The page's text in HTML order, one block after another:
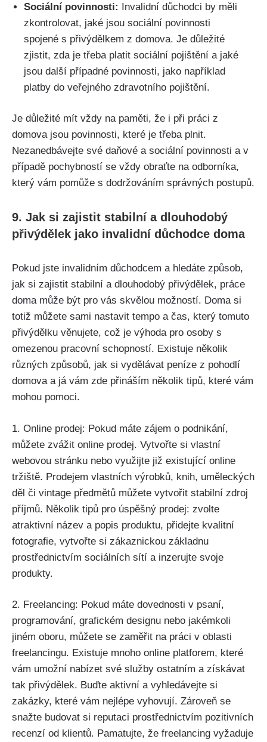
Sociální povinnosti: Invalidní důchodci by měli
zkontrolovat, jaké jsou sociální povinnosti
spojené s přivýdělkem z domova. Je důležité
zjistit, zda je třeba platit sociální pojištění a jaké
jsou další případné povinnosti, jako například
platby do veřejného zdravotního pojištění.
Je důležité mít vždy na paměti, že i při práci z
domova jsou povinnosti, které je třeba plnit.
Nezanedbávejte své daňové a sociální povinnosti a v
případě pochybností se vždy obraťte na odborníka,
který vám pomůže s dodržováním správných postupů.
9. Jak si zajistit stabilní a dlouhodobý
přivýdělek jako invalidní důchodce doma
Pokud jste invalidním důchodcem a hledáte způsob,
jak si zajistit stabilní a dlouhodobý přivýdělek, práce
doma může být pro vás skvělou možností. Doma si
totiž můžete sami nastavit tempo a čas, který tomuto
přivýdělku věnujete, což je výhoda pro osoby s
omezenou pracovní schopností. Existuje několik
různých způsobů, jak si vydělávat peníze z pohodlí
domova a já vám zde přináším několik tipů, které vám
mohou pomoci.
1. Online prodej: Pokud máte zájem o podnikání,
můžete zvážit online prodej. Vytvořte si vlastní
webovou stránku nebo využijte již existující online
tržiště. Prodejem vlastních výrobků, knih, uměleckých
děl či vintage předmětů můžete vytvořit stabilní zdroj
příjmů. Několik tipů pro úspěšný prodej: zvolte
atraktivní název a popis produktu, přidejte kvalitní
fotografie, vytvořte si zákaznickou základnu
prostřednictvím sociálních sítí a inzerujte svoje
produkty.
2. Freelancing: Pokud máte dovednosti v psaní,
programování, grafickém designu nebo jakémkoli
jiném oboru, můžete se zaměřit na práci v oblasti
freelancingu. Existuje mnoho online platforem, které
vám umožní nabízet své služby ostatním a získávat
tak přivýdělek. Buďte aktivní a vyhledávejte si
zakázky, které vám nejlépe vyhovují. Zároveň se
snažte budovat si reputaci prostřednictvím pozitivních
recenzí od klientů. Pamatujte, že freelancing vyžaduje